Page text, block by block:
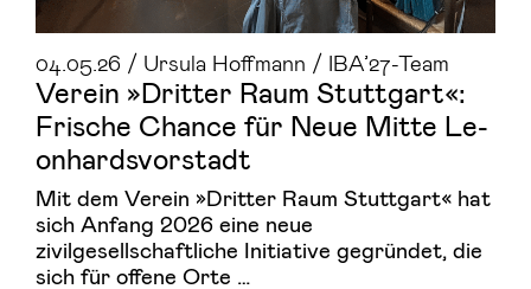
04.05.26 / Ursula Hoffmann / IBA’27-Team
Ver­ein »Drit­ter Raum Stutt­gart«:
Fri­sche Chan­ce für Neue Mitte Le­
on­hards­vor­stadt
Mit dem Verein »Dritter Raum Stuttgart« hat
sich Anfang 2026 eine neue
zivilgesellschaftliche Initiative gegründet, die
sich für offene Orte …